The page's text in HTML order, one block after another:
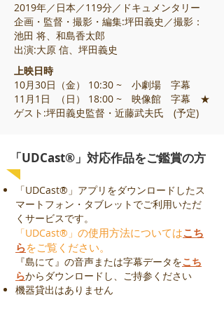
2019年／日本／119分／ドキュメンタリー
企画・監督・撮影・編集:坪田義史／撮影：
池田 将、和島香太郎
出演:大原 信、坪田義史
上映日時
10月30日（金） 10:30 ~ 小劇場 字幕
11月1日 （日） 18:00 ~ 映像館 字幕 ★
ゲスト:坪田義史監督・ 近藤武夫氏 (予定)
「UDCast®」対応作品をご鑑賞の方
「UDCast®」 アプリをダウンロードしたス
マートフォン・タブレットでご利用いただ
くサービスです。
「UDCast®」 の使用方法についてはこち
らをご覧ください。
『島にて』の音声または字幕データをこち
らからダウンロードし、ご持参ください
機器貸出はありません